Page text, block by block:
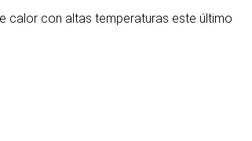
calor con altas temperaturas este último